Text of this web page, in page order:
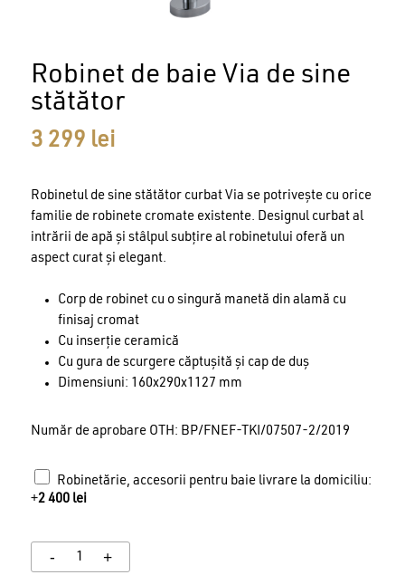
Robinet de baie Via de sine
stătător
3 299 lei
Robinetul de sine stătător curbat Via se potrivește cu orice
familie de robinete cromate existente. Designul curbat al
intrării de apă și stâlpul subțire al robinetului oferă un
aspect curat și elegant.
Corp de robinet cu o singură manetă din alamă cu
finisaj cromat
Cu inserție ceramică
Cu gura de scurgere căptușită și cap de duș
Dimensiuni: 160x290x1127 mm
Număr de aprobare OTH: BP/FNEF-TKI/07507-2/2019
Robinetărie, accesorii pentru baie livrare la domiciliu:
+2 400 lei